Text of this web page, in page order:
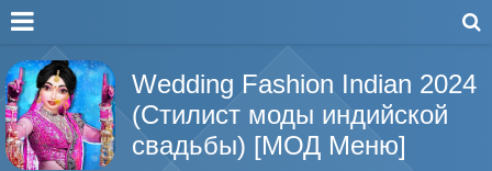
Wedding Fashion Indian 2024
(Стилист моды индийской
свадьбы) [МОД Меню]